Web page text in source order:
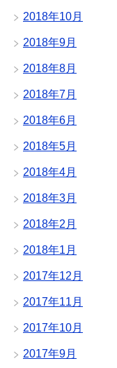
2018年10月
2018年9月
2018年8月
2018年7月
2018年6月
2018年5月
2018年4月
2018年3月
2018年2月
2018年1月
2017年12月
2017年11月
2017年10月
2017年9月